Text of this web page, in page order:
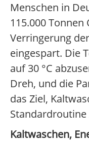
Menschen in
115.000
Verringerung
eingespart. Die
auf 30 °C
Dreh, und die
das Ziel,
Kaltwaschen,